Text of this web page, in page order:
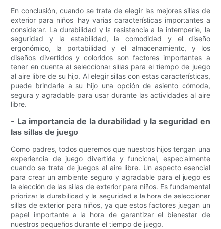
En conclusión, cuando se trata de elegir las mejores sillas de
exterior para niños, hay varias características importantes a
considerar. La durabilidad y la resistencia a la intemperie, la
seguridad y la estabilidad, la comodidad y el diseño
ergonómico, la portabilidad y el almacenamiento, y los
diseños divertidos y coloridos son factores importantes a
tener en cuenta al seleccionar sillas para el tiempo de juego
al aire libre de su hijo. Al elegir sillas con estas características,
puede brindarle a su hijo una opción de asiento cómoda,
segura y agradable para usar durante las actividades al aire
libre.
- La importancia de la durabilidad y la seguridad en
las sillas de juego
Como padres, todos queremos que nuestros hijos tengan una
experiencia de juego divertida y funcional, especialmente
cuando se trata de juegos al aire libre. Un aspecto esencial
para crear un ambiente seguro y agradable para el juego es
la elección de las sillas de exterior para niños. Es fundamental
priorizar la durabilidad y la seguridad a la hora de seleccionar
sillas de exterior para niños, ya que estos factores juegan un
papel importante a la hora de garantizar el bienestar de
nuestros pequeños durante el tiempo de juego.